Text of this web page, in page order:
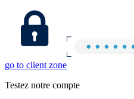
go to client zone
Testez notre compte